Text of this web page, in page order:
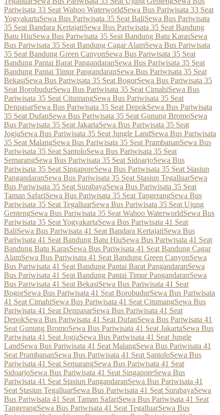
Pariwisata 33 Seat Wahoo WaterworldSewa Bus Pariwisata 33 Seat
YogyakartaSewa Bus Pariwisata 35 Seat BaliSewa Bus Pariwisata
35 Seat Bandara KertajatiSewa Bus Pariwisata 35 Seat Bandung
Batu HiuSewa Bus Pariwisata 35 Seat Bandung Batu KarasSewa
Bus Pariwisata 35 Seat Bandung Cagar AlamSewa Bus Pariwisata
35 Seat Bandung Green CanyonSewa Bus Pariwisata 35 Seat
Bandung Pantai Barat PangandaranSewa Bus Pariwisata 35 Seat
Bandung Pantai Timur PangandaranSewa Bus Pariwisata 35 Seat
BekasiSewa Bus Pariwisata 35 Seat BogorSewa Bus Pariwisata 35
Seat BorobudurSewa Bus Pariwisata 35 Seat CimahiSewa Bus
Pariwisata 35 Seat CitumangSewa Bus Pariwisata 35 Seat
DenpasarSewa Bus Pariwisata 35 Seat DepokSewa Bus Pariwisata
35 Seat DufanSewa Bus Pariwisata 35 Seat Gunung BromoSewa
Bus Pariwisata 35 Seat JakartaSewa Bus Pariwisata 35 Seat
JogjaSewa Bus Pariwisata 35 Seat Jungle LandSewa Bus Pariwisata
35 Seat MalangSewa Bus Pariwisata 35 Seat PrambananSewa Bus
Pariwisata 35 Seat SantoloSewa Bus Pariwisata 35 Seat
SemarangSewa Bus Pariwisata 35 Seat SidoarjoSewa Bus
Pariwisata 35 Seat SingaporeSewa Bus Pariwisata 35 Seat Stasiun
PangandaranSewa Bus Pariwisata 35 Seat Stasiun TegalluarSewa
Bus Pariwisata 35 Seat SurabayaSewa Bus Pariwisata 35 Seat
Taman SafariSewa Bus Pariwisata 35 Seat TangerangSewa Bus
Pariwisata 35 Seat TegalluarSewa Bus Pariwisata 35 Seat Ujung
GentengSewa Bus Pariwisata 35 Seat Wahoo WaterworldSewa Bus
Pariwisata 35 Seat YogyakartaSewa Bus Pariwisata 41 Seat
BaliSewa Bus Pariwisata 41 Seat Bandara KertajatiSewa Bus
Pariwisata 41 Seat Bandung Batu HiuSewa Bus Pariwisata 41 Seat
Bandung Batu KarasSewa Bus Pariwisata 41 Seat Bandung Cagar
AlamSewa Bus Pariwisata 41 Seat Bandung Green CanyonSewa
Bus Pariwisata 41 Seat Bandung Pantai Barat PangandaranSewa
Bus Pariwisata 41 Seat Bandung Pantai Timur PangandaranSewa
Bus Pariwisata 41 Seat BekasiSewa Bus Pariwisata 41 Seat
BogorSewa Bus Pariwisata 41 Seat BorobudurSewa Bus Pariwisata
41 Seat CimahiSewa Bus Pariwisata 41 Seat CitumangSewa Bus
Pariwisata 41 Seat DenpasarSewa Bus Pariwisata 41 Seat
DepokSewa Bus Pariwisata 41 Seat DufanSewa Bus Pariwisata 41
Seat Gunung BromoSewa Bus Pariwisata 41 Seat JakartaSewa Bus
Pariwisata 41 Seat JogjaSewa Bus Pariwisata 41 Seat Jungle
LandSewa Bus Pariwisata 41 Seat MalangSewa Bus Pariwisata 41
Seat PrambananSewa Bus Pariwisata 41 Seat SantoloSewa Bus
Pariwisata 41 Seat SemarangSewa Bus Pariwisata 41 Seat
SidoarjoSewa Bus Pariwisata 41 Seat SingaporeSewa Bus
Pariwisata 41 Seat Stasiun PangandaranSewa Bus Pariwisata 41
Seat Stasiun TegalluarSewa Bus Pariwisata 41 Seat SurabayaSewa
Bus Pariwisata 41 Seat Taman SafariSewa Bus Pariwisata 41 Seat
TangerangSewa Bus Pariwisata 41 Seat TegalluarSewa Bus